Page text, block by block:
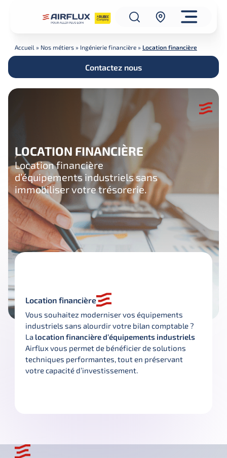
Accueil » Nos métiers » Ingénierie financière » Location financière
Contactez nous
LOCATION FINANCIÈRE
Location financière
d’équipements industriels sans
immobiliser votre trésorerie.
Location financière
Vous souhaitez moderniser vos équipements
industriels sans alourdir votre bilan comptable ?
La location financière d’équipements industriels
Airflux vous permet de bénéficier de solutions
techniques performantes, tout en préservant
votre capacité d’investissement.